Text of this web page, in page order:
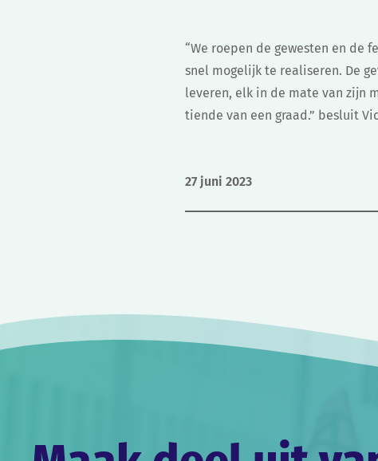
27 juni 2023
“We roepen de gewesten en de
snel mogelijk te realiseren. De
leveren, elk in de mate van zijn
tiende van een graad.” besluit